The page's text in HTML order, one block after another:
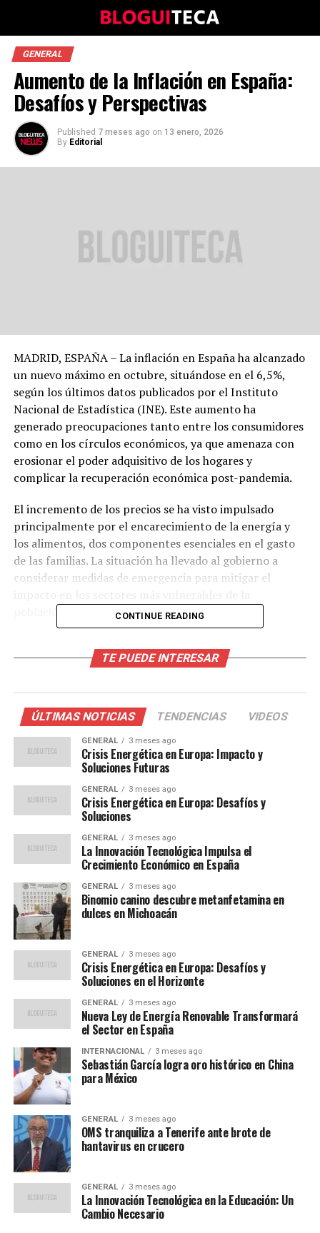
GENERAL
Aumento de la Inflación en España:
Desafíos y Perspectivas
Published 7 meses ago on 13 enero, 2026
By Editorial
MADRID, ESPAÑA – La inflación en España ha alcanzado
un nuevo máximo en octubre, situándose en el 6,5%,
según los últimos datos publicados por el Instituto
Nacional de Estadística (INE). Este aumento ha
generado preocupaciones tanto entre los consumidores
como en los círculos económicos, ya que amenaza con
erosionar el poder adquisitivo de los hogares y
complicar la recuperación económica post-pandemia.
El incremento de los precios se ha visto impulsado
principalmente por el encarecimiento de la energía y
los alimentos, dos componentes esenciales en el gasto
de las familias. La situación ha llevado al gobierno a
considerar medidas de emergencia para mitigar el
Factores Detrás del Aumento
muchos países europeos están experimentando
presiones similares. Sin embargo, en el caso español, la
dependencia de las importaciones energéticas y la
reciente sequía que ha afectado la producción agrícola
han exacerbado la situación.
Según el economista Javier Martín, “la inflación es un
reflejo de las tensiones globales en la cadena de
suministro, pero también de factores internos que
deben ser abordados con políticas adecuadas”.
Impacto en la Economía y la
Sociedad
El aumento de la inflación tiene repercusiones
significativas en la economía española. Las familias de
ingresos medios y bajos son las más afectadas, ya que
bienes de primera necesidad. Esto podría traducirse en
un menor consumo en otros sectores, ralentizando así
la recuperación económica.
Además, las empresas enfrentan mayores costos de
producción, lo que podría llevar a un incremento en los
precios de sus productos o a una reducción de sus
márgenes de beneficio. En este contexto, las pequeñas y
medianas empresas son las más vulnerables.
Medidas y Perspectivas Futuras
El gobierno ha anunciado un paquete de medidas para
CONTINUE READING
TE PUEDE INTERESAR
ÚLTIMAS NOTICIAS TENDENCIAS VIDEOS
GENERAL 3 meses ago
Crisis Energética en Europa: Impacto y
Soluciones Futuras
GENERAL 3 meses ago
Crisis Energética en Europa: Desafíos y
Soluciones
GENERAL 3 meses ago
La Innovación Tecnológica Impulsa el
Crecimiento Económico en España
GENERAL 3 meses ago
Binomio canino descubre metanfetamina en
dulces en Michoacán
GENERAL 3 meses ago
Crisis Energética en Europa: Desafíos y
Soluciones en el Horizonte
GENERAL 3 meses ago
Nueva Ley de Energía Renovable Transformará
el Sector en España
INTERNACIONAL 3 meses ago
Sebastián García logra oro histórico en China
para México
GENERAL 3 meses ago
OMS tranquiliza a Tenerife ante brote de
hantavirus en crucero
GENERAL 3 meses ago
La Innovación Tecnológica en la Educación: Un
Cambio Necesario